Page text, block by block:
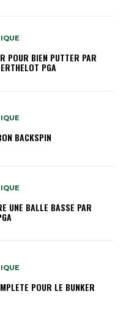
POUR BIEN PUTTER PAR
PGA
BACKSPIN
UNE BALLE BASSE PAR
POUR LE BUNKER